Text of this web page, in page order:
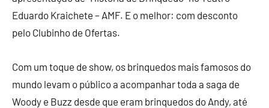
Eduardo Kraichete – AMF. E o melhor: com desconto
pelo Clubinho de Ofertas.
Com um toque de show, os brinquedos mais famosos do
mundo levam o público a acompanhar toda a saga de
Woody e Buzz desde que eram brinquedos do Andy, até